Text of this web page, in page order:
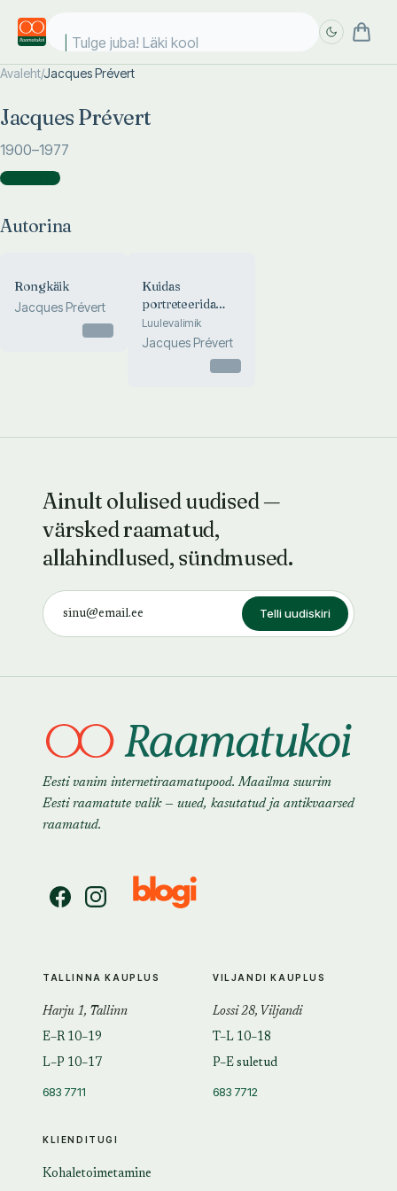
Tulge juba! Läki kooli
Avaleht/Jacques Prévert
Jacques Prévert
1900–1977
Autorina )
Autorina
Rongkäik
Jacques Prévert
Kuidas
portreteerida
lindu
Luulevalimik
Jacques Prévert
Ainult olulised uudised —
värsked raamatud,
allahindlused, sündmused.
Telli uudiskiri
Eesti vanim internetiraamatupood. Maailma suurim
Eesti raamatute valik — uued, kasutatud ja antikvaarsed
raamatud.
KLIENDITUGI
Kohaletoimetamine
TALLINNA KAUPLUS
Harju 1, Tallinn
E–R 10–19
L–P 10–17
683 7711
VILJANDI KAUPLUS
Lossi 28, Viljandi
T–L 10–18
P–E suletud
683 7712